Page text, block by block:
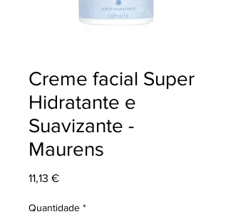
Creme facial Super
Hidratante e
Suavizante -
Maurens
11,13 €Preço
Quantidade *